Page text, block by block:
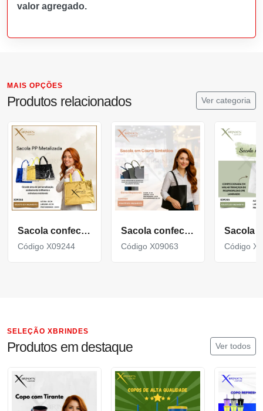
valor agregado.
MAIS OPÇÕES
Produtos relacionados Ver categoria
Sacola confeccionada em (PP) woven Metalizado X09244
Código X09244
Sacola confeccionada em couro sintético à base de PVC X09063
Código X09063 Código
SELEÇÃO XBRINDES
Produtos em destaque Ver todos